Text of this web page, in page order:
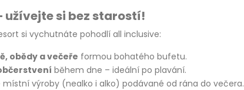
užívejte si bez starostí!
si vychutnáte pohodlí all inclusive:
obědy a večeře formou bohatého bufetu.
během dne – ideální po plavání.
místní výroby (nealko i alko) podávané od rána do večera.